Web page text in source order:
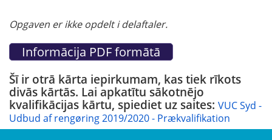
Opgaven er ikke opdelt i delaftaler.
Šī ir otrā kārta iepirkumam, kas tiek rīkots
divās kārtās. Lai apkatītu sākotnējo
kvalifikācijas kārtu, spiediet uz saites: VUC Syd -
Udbud af rengøring 2019/2020 - Prækvalifikation